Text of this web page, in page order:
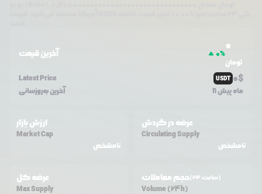
آخرین قیمت 0%
0
تومان
Latest Price
USDT 0$
آخرین به‌روزسانی 8 ماه پیش
ارزش بازار
Market Cap
نامشخص
عرضه در گردش
Circulating Supply
نامشخص
عرضه کل
Max Supply
حجم معاملات (24 ساعت)
Volume (24h)